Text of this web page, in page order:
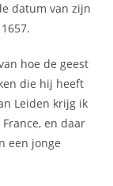
datum van zijn
hoe de geest
die hij heeft
Leiden krijg ik
en daar
een jonge